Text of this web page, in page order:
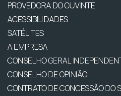
PROVEDORA DO OUVINTE
ACESSIBILIDADES
SATÉLITES
A EMPRESA
CONSELHO GERAL
CONSELHO DE OPINIÃO
CONTRATO DE CONCESSÃO DO